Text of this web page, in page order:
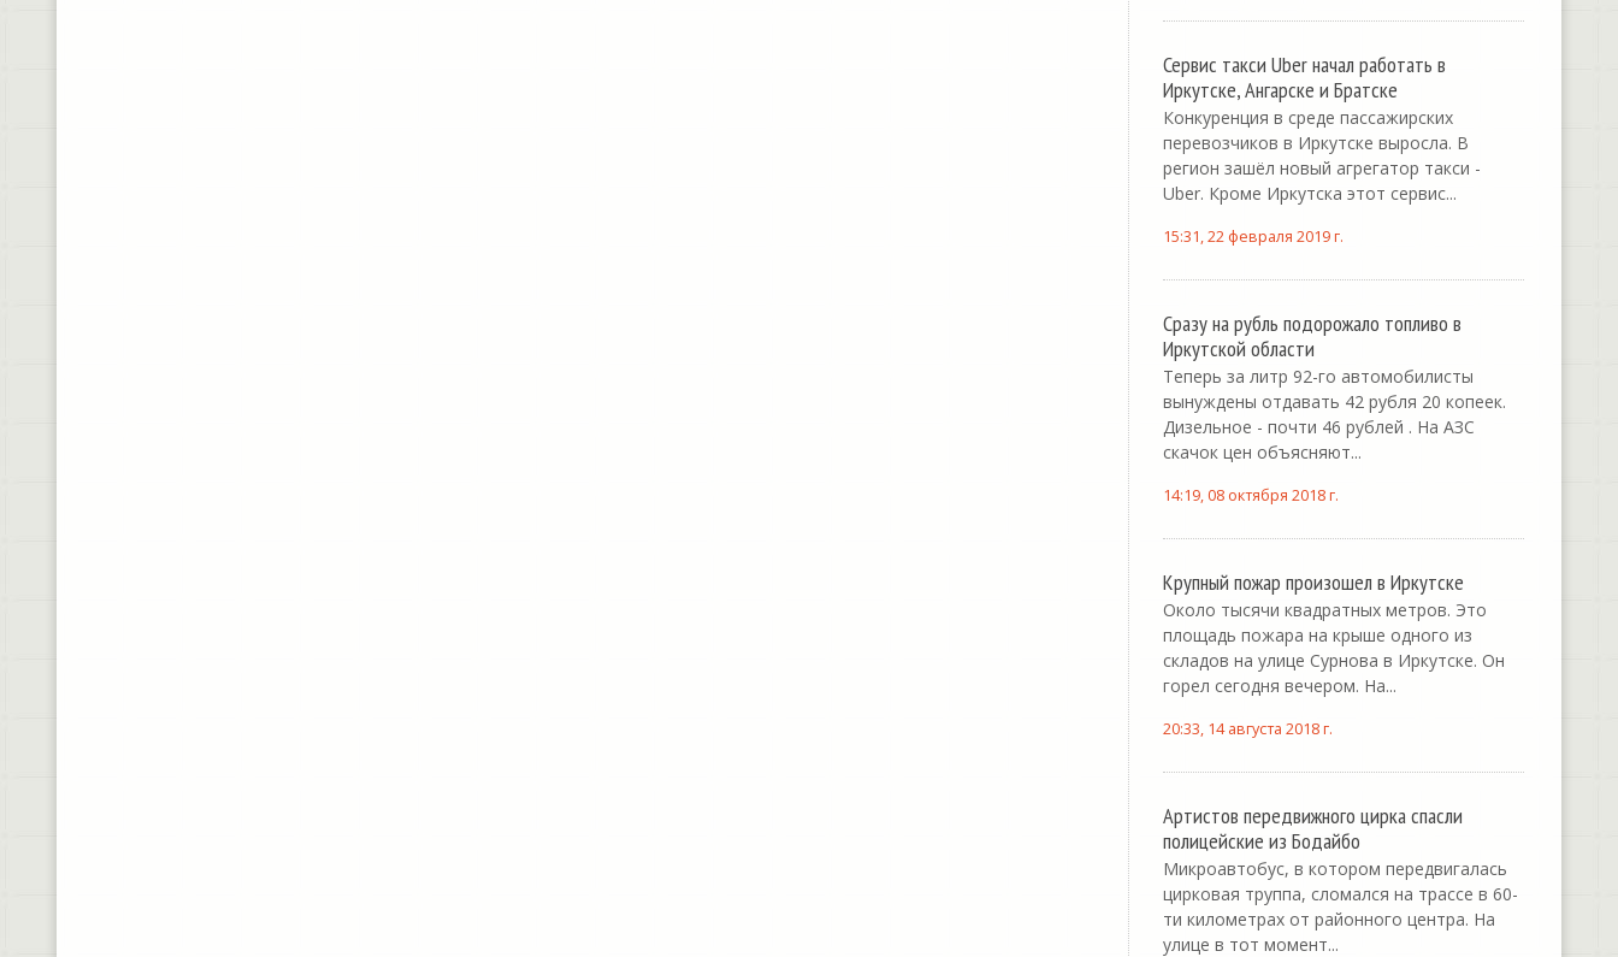
Сервис такси Uber начал работать в
Иркутске, Ангарске и Братске
Конкуренция в среде пассажирских
перевозчиков в Иркутске выросла. В
регион зашёл новый агрегатор такси -
Uber. Кроме Иркутска этот сервис...
15:31, 22 февраля 2019 г.
Сразу на рубль подорожало топливо в
Иркутской области
Теперь за литр 92-го автомобилисты
вынуждены отдавать 42 рубля 20 копеек.
Дизельное - почти 46 рублей . На АЗС
скачок цен объясняют...
14:19, 08 октября 2018 г.
Крупный пожар произошел в Иркутске
Около тысячи квадратных метров. Это
площадь пожара на крыше одного из
складов на улице Сурнова в Иркутске. Он
горел сегодня вечером. На...
20:33, 14 августа 2018 г.
Артистов передвижного цирка спасли
полицейские из Бодайбо
Микроавтобус, в котором передвигалась
цирковая труппа, сломался на трассе в 60-
ти километрах от районного центра. На
улице в тот момент...